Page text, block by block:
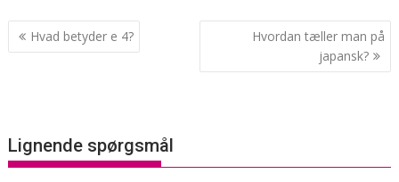
Indlægsnavigation
Hvad betyder e 4?
Hvordan tæller man på
japansk?
Lignende spørgsmål